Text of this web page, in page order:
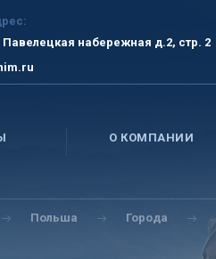
набережная д.2, стр. 2
О КОМПАНИИ
Польша Города